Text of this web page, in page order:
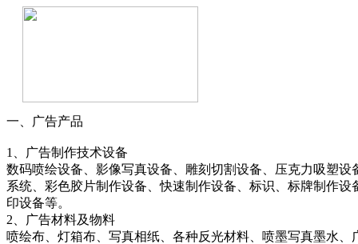
一、广告产品
1、广告制作技术设备
数码喷绘设备、影像写真设备、雕刻切割设备、压克力吸塑
系统、彩色胶片制作设备、快速制作设备、标识、标牌制作
印设备等。
2、广告材料及物料
喷绘布、灯箱布、写真相纸、各种反光材料、喷墨写真墨水